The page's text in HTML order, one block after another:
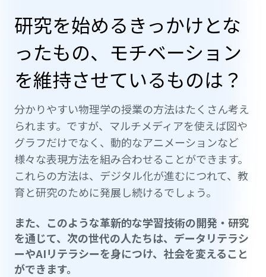
研究を始めるきっかけとな
ったもの、モチベーション
を維持させているものは？
分かりやすい物理学の授業の方法はたくさん考え
られます。ですが、マルチメディアを使えば図や
グラフだけでなく、動的なアニメーションなど
様々な表現方法を組み合わせることができます。
これらの方法は、デジタル化が進むにつれて、教
育と研究のために発展し続けるでしょう。
また、このような革新的な学習技術の開発・研究
を通じて、次の世代の人たちは、データリテラシ
ーやAIリテラシーを身につけ、社会を変えること
ができます。